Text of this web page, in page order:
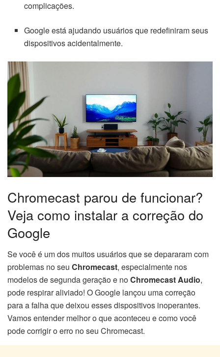
complicações.
Google está ajudando usuários que redefiniram seus
dispositivos acidentalmente.
Chromecast parou de funcionar?
Veja como instalar a correção do
Google
Se você é um dos muitos usuários que se depararam com
problemas no seu Chromecast, especialmente nos
modelos de segunda geração e noChromecast Audio,
pode respirar aliviado! O Google lançou uma correção
para a falha que deixou esses dispositivos inoperantes.
Vamos entender melhor o que aconteceu e como você
pode corrigir o erro no seu Chromecast.